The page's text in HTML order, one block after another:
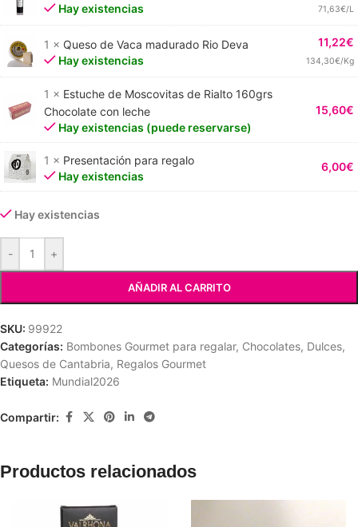
Hay existencias
71,63€/L
1 × Queso de Vaca madurado Rio Deva
Hay existencias
11,22€
134,30€/Kg
1 × Estuche de Moscovitas de Rialto 160grs
Chocolate con leche
Hay existencias (puede reservarse)
15,60€
1 × Presentación para regalo
Hay existencias
6,00€
Hay existencias
- +
AÑADIR AL CARRITO
SKU: 99922
Categorías: Bombones Gourmet para regalar, Chocolates, Dulces,
Quesos de Cantabria, Regalos Gourmet
Etiqueta: Mundial2026
Compartir:
Productos relacionados